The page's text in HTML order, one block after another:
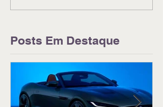
Posts Em Destaque